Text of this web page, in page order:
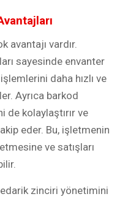
avantajı vardır.
sayesinde envanter
daha hızlı ve
Ayrıca barkod
de kolaylaştırır ve
eder. Bu, işletmenin
ve satışları
zinciri yönetimini